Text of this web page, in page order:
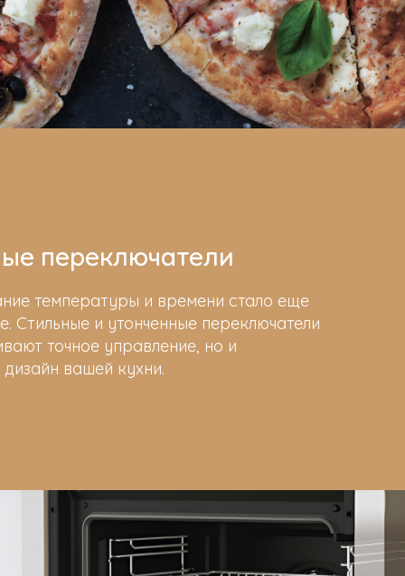
переключатели
температуры и времени стало еще
Стильные и утонченные переключатели
точное управление, но и
вашей кухни.